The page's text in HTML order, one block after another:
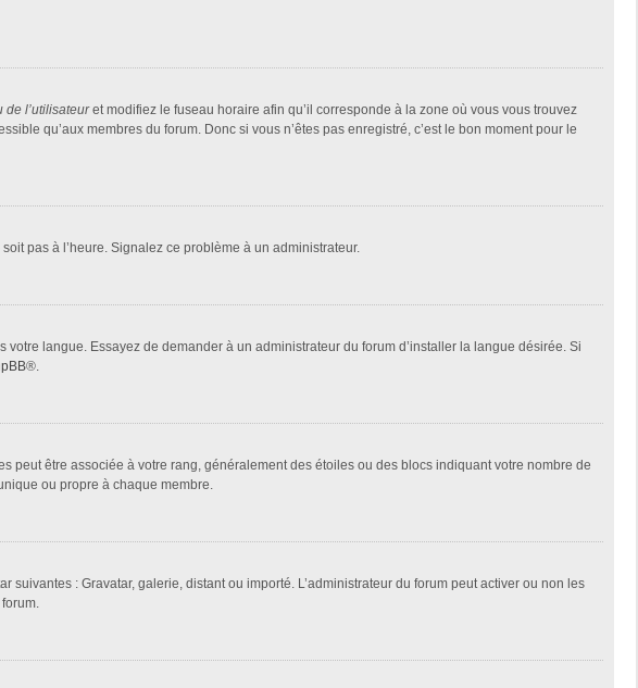
de l’utilisateuret modifiez le fuseau horaire afin qu’il corresponde à la zone où vous vous trouvez
qu’aux membres du forum. Donc si vous n’êtes pas enregistré, c’est le bon moment pour le
pas à l’heure. Signalez ce problème à un administrateur.
langue. Essayez de demander à un administrateur du forum d’installer la langue désirée. Si
®.
peut être associée à votre rang, généralement des étoiles ou des blocs indiquant votre nombre de
ou propre à chaque membre.
suivantes : Gravatar, galerie, distant ou importé. L’administrateur du forum peut activer ou non les